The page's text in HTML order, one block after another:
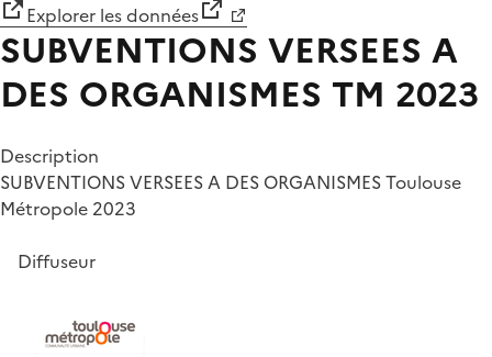
Explorer les données
SUBVENTIONS VERSEES A
DES ORGANISMES TM 2023
Description
SUBVENTIONS VERSEES A DES ORGANISMES Toulouse
Métropole 2023
Diffuseur